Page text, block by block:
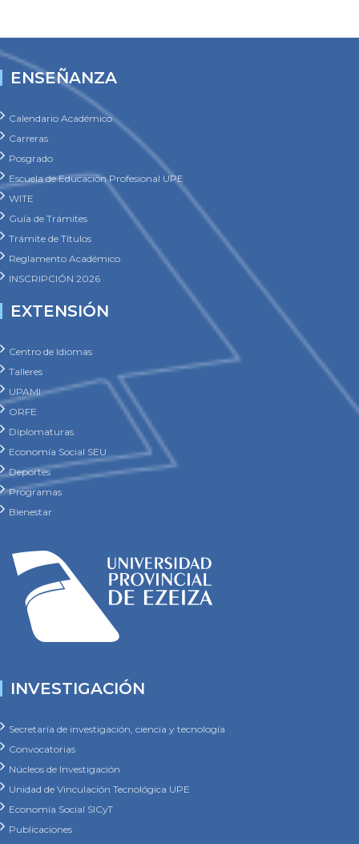
ENSEÑANZA
Calendario Académico
Carreras
Posgrado
Escuela de Educación Profesional UPE
WITE
Guía de Trámites
Trámite de Títulos
Reglamento Académico
INSCRIPCIÓN 2026
EXTENSIÓN
Centro de Idiomas
Talleres
UPAMI
ORFE
Diplomaturas
Economía Social SEU
Deportes
Programas
Bienestar
INVESTIGACIÓN
Secretaría de investigación, ciencia y tecnología
Convocatorias
Núcleos de Investigación
Unidad de Vinculación Tecnológica UPE
Economía Social SICyT
Publicaciones